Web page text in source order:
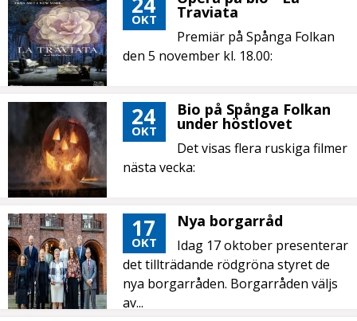
OKT Traviata
Premiär på Spånga Folkan
den 5 november kl. 18.00:
24
OKT
Bio på Spånga Folkan
under höstlovet
Det visas flera ruskiga filmer
nästa vecka:
17
OKT
Nya borgarråd
Idag 17 oktober presenterar
det tillträdande rödgröna styret de
nya borgarråden. Borgarråden väljs
av...